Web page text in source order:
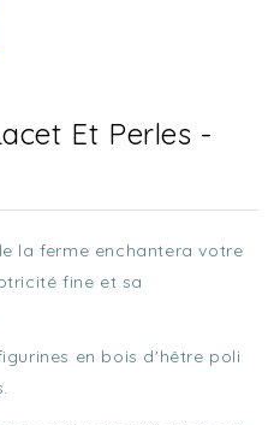
Et Perles -
la ferme enchantera votre
fine et sa
en bois d'hêtre poli